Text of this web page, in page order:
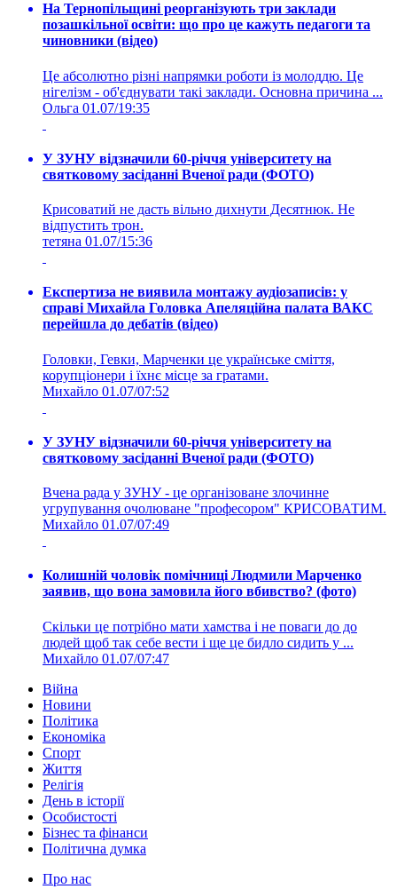
На Тернопільщині реорганізують три заклади
позашкільної освіти: що про це кажуть педагоги та
чиновники (відео)
Це абсолютно різні напрямки роботи із молоддю. Це
нігелізм - об'єднувати такі заклади. Основна причина ...
Ольга 01.07/19:35
У ЗУНУ відзначили 60-річчя університету на
святковому засіданні Вченої ради (ФОТО)
Крисоватий не дасть вільно дихнути Десятнюк. Не
відпустить трон.
тетяна 01.07/15:36
Експертиза не виявила монтажу аудіозаписів: у
справі Михайла Головка Апеляційна палата ВАКС
перейшла до дебатів (відео)
Головки, Гевки, Марченки це українське сміття,
корупціонери і їхнє місце за гратами.
Михайло 01.07/07:52
У ЗУНУ відзначили 60-річчя університету на
святковому засіданні Вченої ради (ФОТО)
Вчена рада у ЗУНУ - це організоване злочинне
угрупування очолюване "професором" КРИСОВАТИМ.
Михайло 01.07/07:49
Колишній чоловік помічниці Людмили Марченко
заявив, що вона замовила його вбивство? (фото)
Скільки це потрібно мати хамства і не поваги до до
людей щоб так себе вести і ще це бидло сидить у ...
Михайло 01.07/07:47
Війна
Новини
Політика
Економіка
Спорт
Життя
Релігія
День в історії
Особистості
Бізнес та фінанси
Політична думка
Про нас